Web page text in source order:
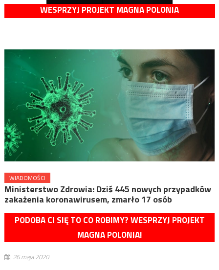
WESPRZYJ PROJEKT MAGNA POLONIA
WIADOMOŚCI
Ministerstwo Zdrowia: Dziś 445 nowych przypadków
zakażenia koronawirusem, zmarło 17 osób
PODOBA CI SIĘ TO CO ROBIMY? WESPRZYJ PROJEKT
MAGNA POLONIA!
26 maja 2020